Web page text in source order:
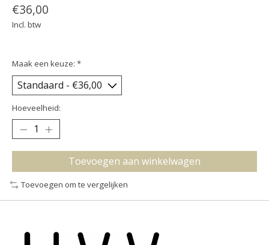
€36,00
Incl. btw
Maak een keuze: *
Hoeveelheid:
Toevoegen aan winkelwagen
Toevoegen om te vergelijken